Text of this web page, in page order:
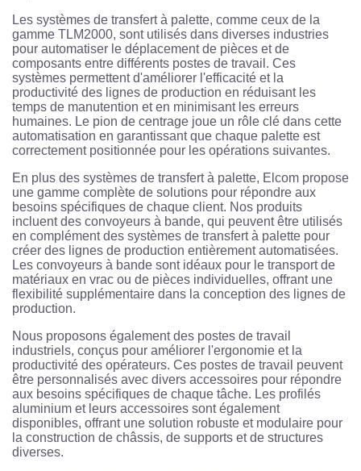
Les systèmes de transfert à palette, comme ceux de la
gamme TLM2000, sont utilisés dans diverses industries
pour automatiser le déplacement de pièces et de
composants entre différents postes de travail. Ces
systèmes permettent d'améliorer l'efficacité et la
productivité des lignes de production en réduisant les
temps de manutention et en minimisant les erreurs
humaines. Le pion de centrage joue un rôle clé dans cette
automatisation en garantissant que chaque palette est
correctement positionnée pour les opérations suivantes.
En plus des systèmes de transfert à palette, Elcom propose
une gamme complète de solutions pour répondre aux
besoins spécifiques de chaque client. Nos produits
incluent des convoyeurs à bande, qui peuvent être utilisés
en complément des systèmes de transfert à palette pour
créer des lignes de production entièrement automatisées.
Les convoyeurs à bande sont idéaux pour le transport de
matériaux en vrac ou de pièces individuelles, offrant une
flexibilité supplémentaire dans la conception des lignes de
production.
Nous proposons également des postes de travail
industriels, conçus pour améliorer l'ergonomie et la
productivité des opérateurs. Ces postes de travail peuvent
être personnalisés avec divers accessoires pour répondre
aux besoins spécifiques de chaque tâche. Les profilés
aluminium et leurs accessoires sont également
disponibles, offrant une solution robuste et modulaire pour
la construction de châssis, de supports et de structures
diverses.